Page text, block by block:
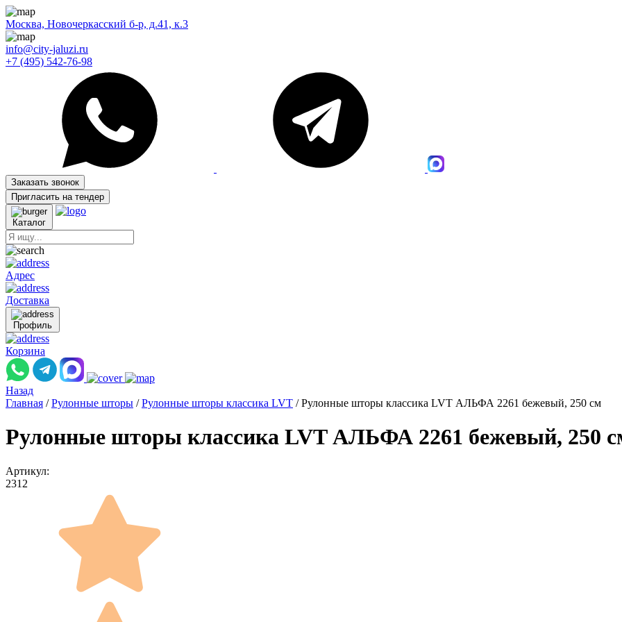
Москва, Новочеркасский б-р, д.41, к.3
info@city-jaluzi.ru
+7 (495) 542-76-98
Заказать звонок
Пригласить на тендер
Каталог
Адрес
Доставка
Профиль
Корзина
Назад
Главная / Рулонные шторы / Рулонные шторы классика LVT / Рулонные шторы классика LVT АЛЬФА 2261 бежевый, 250 см
Рулонные шторы классика LVT АЛЬФА 2261 бежевый, 250
Артикул:
2312